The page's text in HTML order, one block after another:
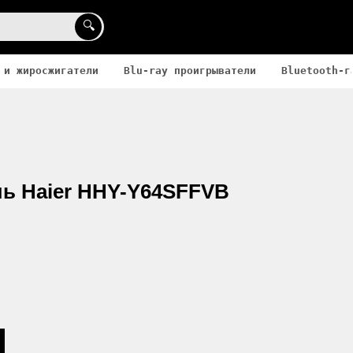
🔍
жиросжигатели Blu-ray проигрыватели Bluetooth-
Haier HHY-Y64SFFVB